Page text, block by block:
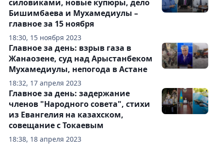
18:30, 15 ноября 2023
силовиками, новые купюры, дело
Бишимбаева и Мухамедиулы –
главное за 15 ноября
18:32, 17 апреля 2023
Главное за день: взрыв газа в
Жанаозене, суд над Арыстанбеком
Мухамедиулы, непогода в Астане
18:38, 18 апреля 2023
Главное за день: задержание
членов "Народного совета", стихи
из Евангелия на казахском,
совещание с Токаевым